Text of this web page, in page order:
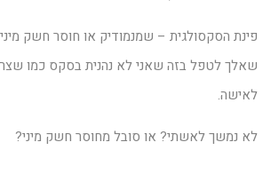
פינת הסקסולגית – שמנמודיק או חוסר חשק
שאלך לטפל בזה שאני לא נהנית בסקס כמו
לאישה.
לא נמשך לאשתי? או סובל מחוסר חשק מיני?